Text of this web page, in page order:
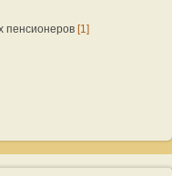
пенсионеров [1]